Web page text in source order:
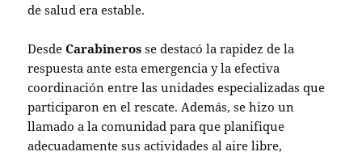
de salud era estable.
DesdeCarabineros se destacó la rapidez de la
respuesta ante esta emergencia y la efectiva
coordinación entre las unidades especializadas que
participaron en el rescate. Además, se hizo un
llamado a la comunidad para que planifique
adecuadamente sus actividades al aire libre,